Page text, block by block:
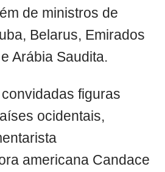
de ministros de
Belarus, Emirados
Arábia Saudita.
figuras
ocidentais,
americana Candace